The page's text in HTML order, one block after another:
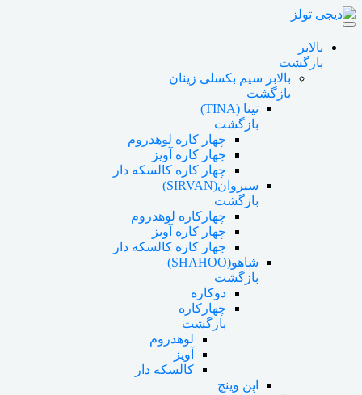
بالابر
بازگشت
بالابر سیم بکسلی زینان
بازگشت
تینا (TINA)
بازگشت
چهار کاره لوهدروم
چهار کاره آویز
چهار کاره کالسکه دار
سیروان(SIRVAN)
بازگشت
چهارکاره لوهدروم
چهار کاره آویز
چهار کاره کالسکه دار
شاهو(SHAHOO)
بازگشت
دوکاره
چهارکاره
بازگشت
لوهدروم
آویز
کالسکه دار
اپن وینچ